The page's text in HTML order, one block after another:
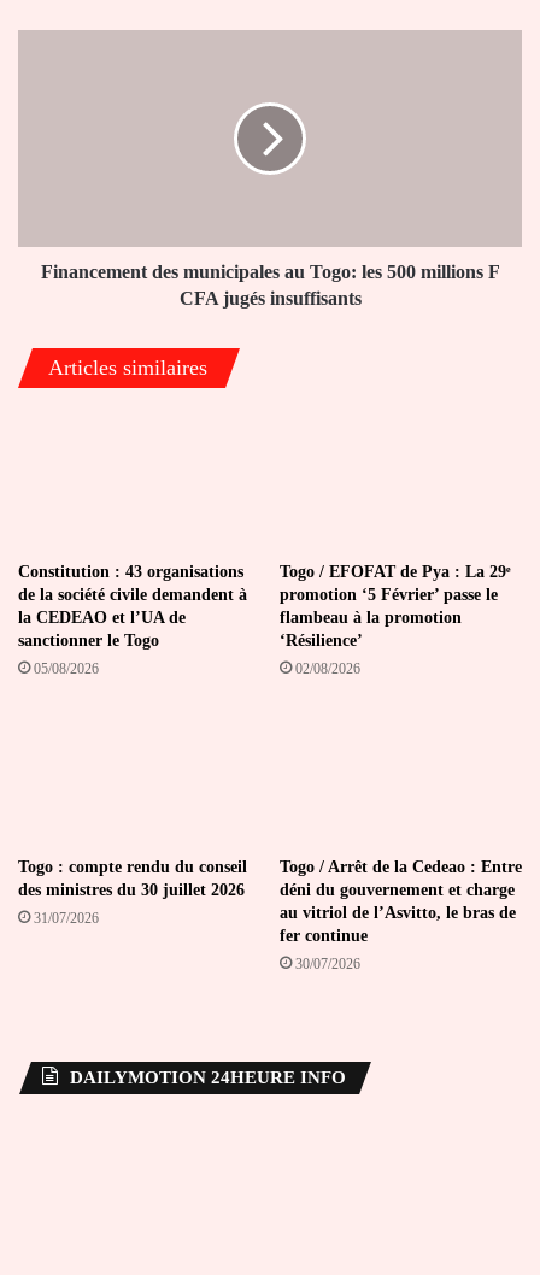
F
CFAFinancement des municipales au Togo: les 500 millions F
CFA jugés insuffisants
Articles similaires
Constitution : 43 organisations
de la société civile demandent à
la CEDEAO et l’UA de
sanctionner le Togo
05/08/2026
Togo / EFOFAT de Pya : La 29ᵉ
promotion ‘5 Février’ passe le
flambeau à la promotion
‘Résilience’
02/08/2026
Togo : compte rendu du conseil
des ministres du 30 juillet 2026
31/07/2026
Togo / Arrêt de la Cedeao : Entre
déni du gouvernement et charge
au vitriol de l’Asvitto, le bras de
fer continue
30/07/2026
DAILYMOTION 24HEURE INFO